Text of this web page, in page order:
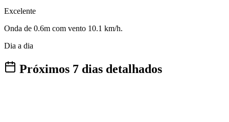
Excelente
Onda de 0.6m com vento 10.1 km/h.
Dia a dia
Próximos 7 dias detalhados